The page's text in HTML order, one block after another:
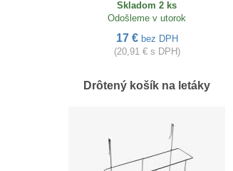
Skladom 2 ks
Odošleme v utorok
17 € bez DPH
(20,91 € s DPH)
Drôtený košík na letáky